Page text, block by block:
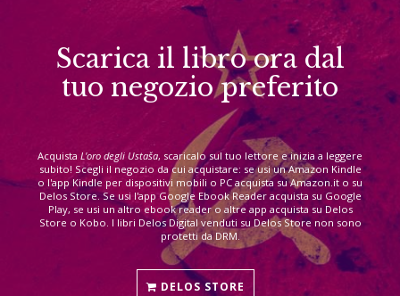
Scarica il libro ora dal
tuo negozio preferito
Acquista L'oro degli Ustaša, scaricalo sul tuo lettore e inizia a leggere
subito! Scegli il negozio da cui acquistare: se usi un Amazon Kindle
o l'app Kindle per dispositivi mobili o PC acquista su Amazon.it o su
Delos Store. Se usi l'app Google Ebook Reader acquista su Google
Play, se usi un altro ebook reader o altre app acquista su Delos
Store o Kobo. I libri Delos Digital venduti su Delos Store non sono
protetti da DRM.
DELOS STORE